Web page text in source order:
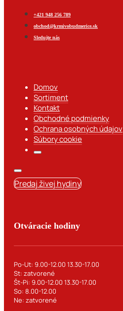
+421 948 256 789
obchod@krmivobudmerice.sk
Sledujte nás
Domov
Sortiment
Kontakt
Obchodné podmienky
Ochrana osobných údajov
Súbory cookie
Predaj živej hydiny
Otváracie hodiny
Po-Ut: 9.00-12.00 13.30-17.00
St: zatvorené
Št-Pi: 9.00-12.00 13.30-17.00
So: 8.00-12.00
Ne: zatvorené